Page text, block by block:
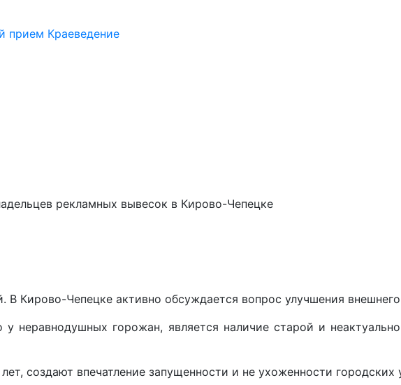
прием Краеведение
рекламных вывесок в Кирово-Чепецке
В Кирово-Чепецке активно обсуждается вопрос улучшения
неравнодушных горожан, является наличие старой и
создают впечатление запущенности и не ухоженности городских